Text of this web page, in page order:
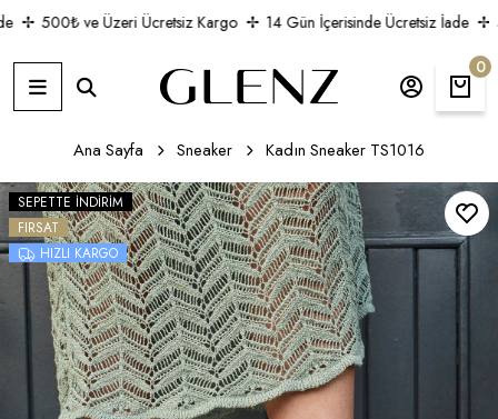
500₺ ve Üzeri Ücretsiz Kargo 14 Gün İçerisinde Ücretsiz İade
0
Ana Sayfa Sneaker Kadın Sneaker TS1016
SEPETTE İNDIRIM
FIRSAT
HIZLI KARGO